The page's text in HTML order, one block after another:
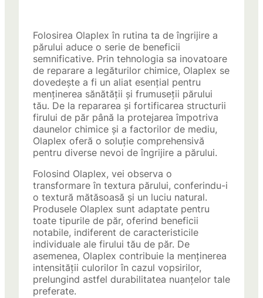
Folosirea Olaplex în rutina ta de îngrijire a
părului aduce o serie de beneficii
semnificative. Prin tehnologia sa inovatoare
de reparare a legăturilor chimice, Olaplex se
dovedește a fi un aliat esențial pentru
menținerea sănătății și frumuseții părului
tău. De la repararea și fortificarea structurii
firului de păr până la protejarea împotriva
daunelor chimice și a factorilor de mediu,
Olaplex oferă o soluție comprehensivă
pentru diverse nevoi de îngrijire a părului.
Folosind Olaplex, vei observa o
transformare în textura părului, conferindu-i
o textură mătăsoasă și un luciu natural.
Produsele Olaplex sunt adaptate pentru
toate tipurile de păr, oferind beneficii
notabile, indiferent de caracteristicile
individuale ale firului tău de păr. De
asemenea, Olaplex contribuie la menținerea
intensității culorilor în cazul vopsirilor,
prelungind astfel durabilitatea nuanțelor tale
preferate.